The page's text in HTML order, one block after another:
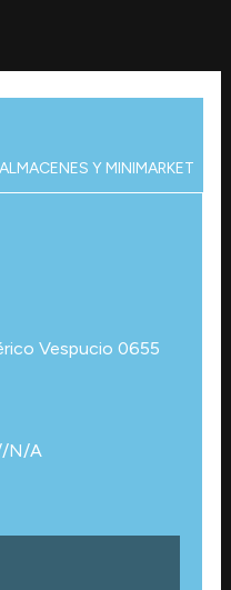
ALMACENES Y MINIMARKET
Vespucio 0655
N/A